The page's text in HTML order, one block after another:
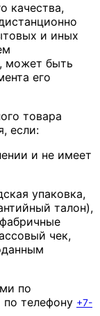
качества,
и иных
может быть
его
товара
если:
и не имеет
упаковка,
талон),
чек,
по
по телефону +7-